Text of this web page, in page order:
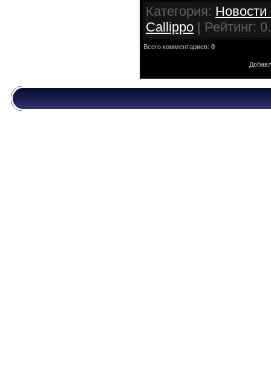
Категория: Новости
Callippo | Рейтинг:
Всего комментариев: 0